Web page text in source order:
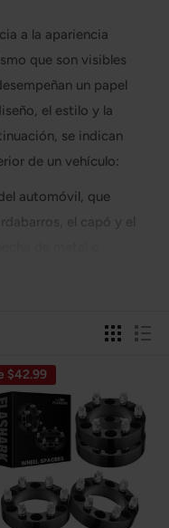
a la apariencia
que son visibles
un papel
el estilo y la
se indican
de un vehículo:
automóvil, que
el capó y el
y funcional que
proporcionan
para conducir de
$42.99